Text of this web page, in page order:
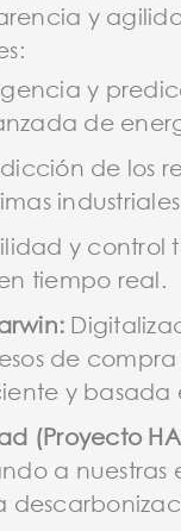
y
y
de
de los
industriales
y control
tiempo real.
de
y basada
(Proyecto
a nuestras